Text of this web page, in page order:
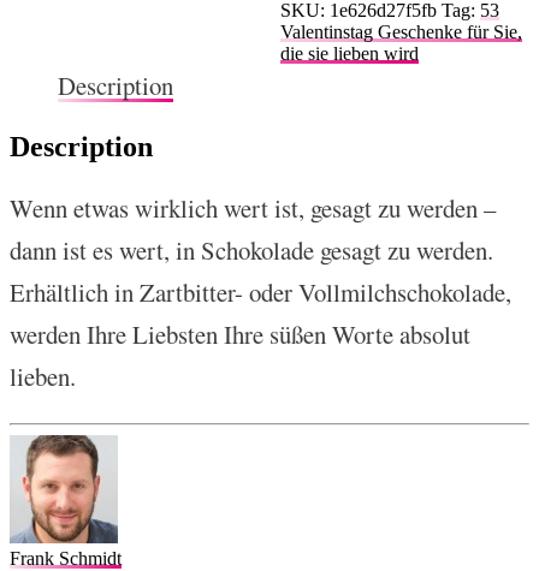
SKU: 1e626d27f5fb Tag: 53
Valentinstag Geschenke für Sie,
die sie lieben wird
Description
Description
Wenn etwas wirklich wert ist, gesagt zu werden –
dann ist es wert, in Schokolade gesagt zu werden.
Erhältlich in Zartbitter- oder Vollmilchschokolade,
werden Ihre Liebsten Ihre süßen Worte absolut
lieben.
Frank Schmidt